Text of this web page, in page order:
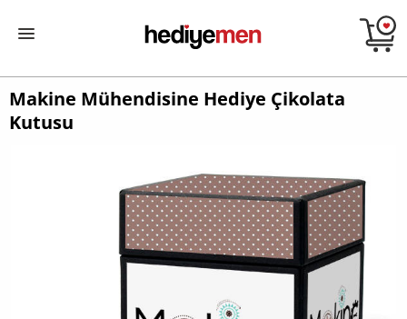
Makine Mühendisine Hediye Çikolata
Kutusu